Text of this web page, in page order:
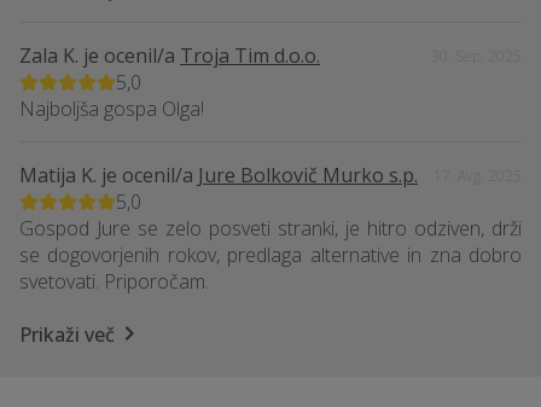
Zala K. je ocenil/a Troja Tim d.o.o.
5,0
Najboljša gospa Olga!
Matija K. je ocenil/a Jure Bolkovič Murko s.p.
5,0
Gospod Jure se zelo posveti stranki, je hitro odziven, drži
se dogovorjenih rokov, predlaga alternative in zna dobro
svetovati. Priporočam.
Prikaži več